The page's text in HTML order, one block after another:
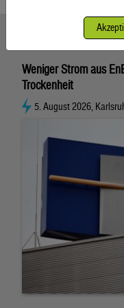
Ähnliche Artikel
Weniger Strom aus
Trockenheit
5. August 2026,